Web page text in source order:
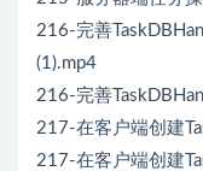
216-完善
(1).mp4
216-完善
217-在客户端创建
217-在客户端创建